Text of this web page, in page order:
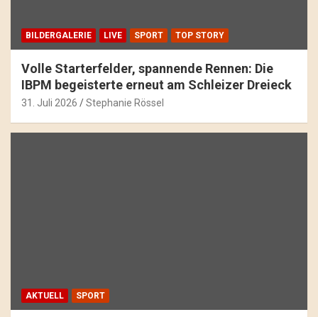
BILDERGALERIE LIVE SPORT TOP STORY
Volle Starterfelder, spannende Rennen: Die
IBPM begeisterte erneut am Schleizer Dreieck
31. Juli 2026 Stephanie Rössel
AKTUELL SPORT